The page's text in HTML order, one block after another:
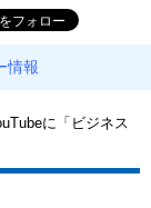
情報
に「ビジネス